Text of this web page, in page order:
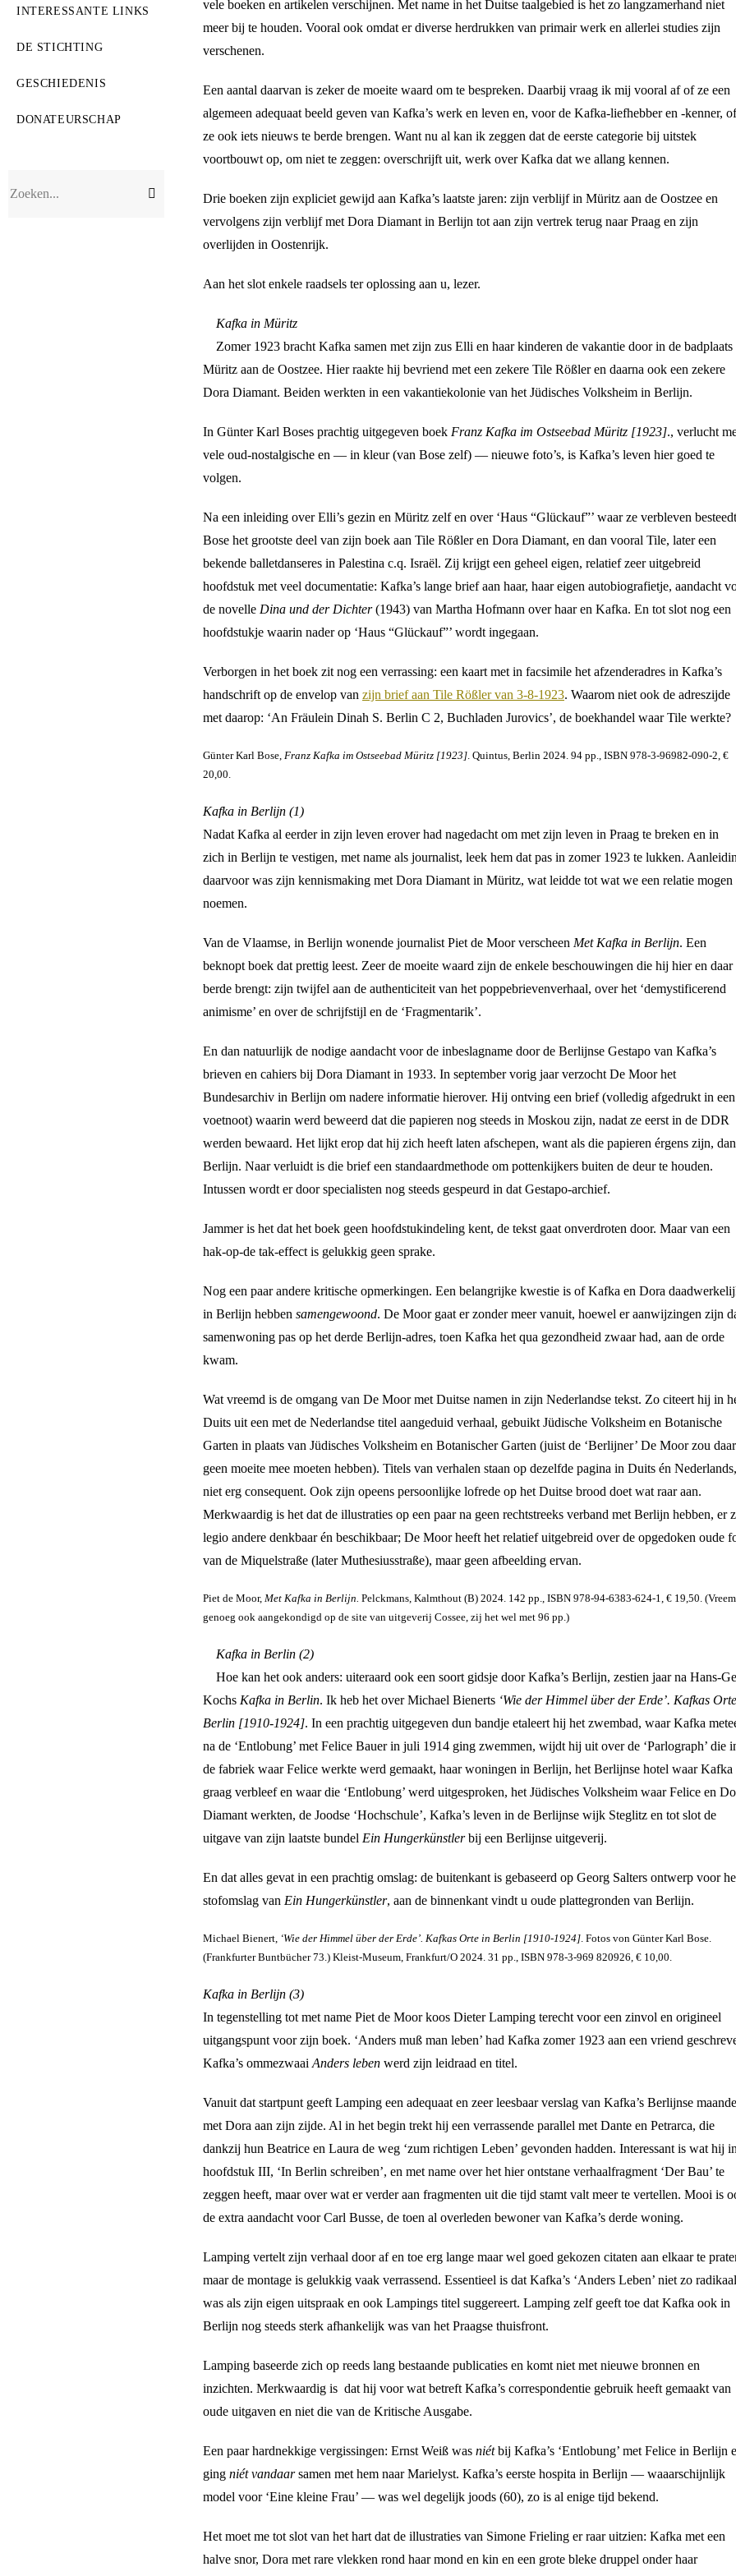
INTERESSANTE LINKS
DE STICHTING
GESCHIEDENIS
DONATEURSCHAP
Zoeken...
zoekopdracht
vele boeken en artikelen verschijnen. Met name in het Duitse taalgebied is het zo langzamerhand niet
meer bij te houden. Vooral ook omdat er diverse herdrukken van primair werk en allerlei studies zijn
verschenen.
Een aantal daarvan is zeker de moeite waard om te bespreken. Daarbij vraag ik mij vooral af of ze een
algemeen adequaat beeld geven van Kafka’s werk en leven en, voor de Kafka-liefhebber en -kenner, of
ze ook iets nieuws te berde brengen. Want nu al kan ik zeggen dat de eerste categorie bij uitstek
voortbouwt op, om niet te zeggen: overschrijft uit, werk over Kafka dat we allang kennen.
Drie boeken zijn expliciet gewijd aan Kafka’s laatste jaren: zijn verblijf in Müritz aan de Oostzee en
vervolgens zijn verblijf met Dora Diamant in Berlijn tot aan zijn vertrek terug naar Praag en zijn
overlijden in Oostenrijk.
Aan het slot enkele raadsels ter oplossing aan u, lezer.
Kafka in Müritz
Zomer 1923 bracht Kafka samen met zijn zus Elli en haar kinderen de vakantie door in de badplaats
Müritz aan de Oostzee. Hier raakte hij bevriend met een zekere Tile Rößler en daarna ook een zekere
Dora Diamant. Beiden werkten in een vakantiekolonie van het Jüdisches Volksheim in Berlijn.
In Günter Karl Boses prachtig uitgegeven boek Franz Kafka im Ostseebad Müritz [1923]., verlucht
vele oud-nostalgische en — in kleur (van Bose zelf) — nieuwe foto’s, is Kafka’s leven hier goed te
volgen.
Na een inleiding over Elli’s gezin en Müritz zelf en over ‘Haus “Glückauf”’ waar ze verbleven besteedt
Bose het grootste deel van zijn boek aan Tile Rößler en Dora Diamant, en dan vooral Tile, later een
bekende balletdanseres in Palestina c.q. Israël. Zij krijgt een geheel eigen, relatief zeer uitgebreid
hoofdstuk met veel documentatie: Kafka’s lange brief aan haar, haar eigen autobiografietje, aandacht
de novelle Dina und der Dichter(1943) van Martha Hofmann over haar en Kafka. En tot slot nog een
hoofdstukje waarin nader op ‘Haus “Glückauf”’ wordt ingegaan.
Verborgen in het boek zit nog een verrassing: een kaart met in facsimile het afzenderadres in Kafka’s
handschrift op de envelop van zijn brief aan Tile Rößler van 3-8-1923. Waarom niet ook de adreszijde
met daarop: ‘An Fräulein Dinah S. Berlin C 2, Buchladen Jurovics’, de boekhandel waar Tile werkte?
Günter Karl Bose, Franz Kafka im Ostseebad Müritz [1923]. Quintus, Berlin 2024. 94 pp., ISBN 978-3-96982-090-2, €
20,00.
Kafka in Berlijn (1)
Nadat Kafka al eerder in zijn leven erover had nagedacht om met zijn leven in Praag te breken en in
zich in Berlijn te vestigen, met name als journalist, leek hem dat pas in zomer 1923 te lukken.
daarvoor was zijn kennismaking met Dora Diamant in Müritz, wat leidde tot wat we een relatie mogen
noemen.
Van de Vlaamse, in Berlijn wonende journalist Piet de Moor verscheen Met Kafka in Berlijn. Een
beknopt boek dat prettig leest. Zeer de moeite waard zijn de enkele beschouwingen die hij hier en daar
berde brengt: zijn twijfel aan de authenticiteit van het poppebrievenverhaal, over het ‘demystificerend
animisme’ en over de schrijfstijl en de ‘Fragmentarik’.
En dan natuurlijk de nodige aandacht voor de inbeslagname door de Berlijnse Gestapo van Kafka’s
brieven en cahiers bij Dora Diamant in 1933. In september vorig jaar verzocht De Moor het
Bundesarchiv in Berlijn om nadere informatie hierover. Hij ontving een brief (volledig afgedrukt in een
voetnoot) waarin werd beweerd dat die papieren nog steeds in Moskou zijn, nadat ze eerst in de DDR
werden bewaard. Het lijkt erop dat hij zich heeft laten afschepen, want als die papieren érgens zijn,
Berlijn. Naar verluidt is die brief een standaardmethode om pottenkijkers buiten de deur te houden.
Intussen wordt er door specialisten nog steeds gespeurd in dat Gestapo-archief.
Jammer is het dat het boek geen hoofdstukindeling kent, de tekst gaat onverdroten door. Maar van een
hak-op-de tak-effect is gelukkig geen sprake.
Nog een paar andere kritische opmerkingen. Een belangrijke kwestie is of Kafka en Dora
in Berlijn hebben samengewoond. De Moor gaat er zonder meer vanuit, hoewel er aanwijzingen zijn
samenwoning pas op het derde Berlijn-adres, toen Kafka het qua gezondheid zwaar had, aan de orde
kwam.
Wat vreemd is de omgang van De Moor met Duitse namen in zijn Nederlandse tekst. Zo citeert hij in
Duits uit een met de Nederlandse titel aangeduid verhaal, gebuikt Jüdische Volksheim en Botanische
Garten in plaats van Jüdisches Volksheim en Botanischer Garten (juist de ‘Berlijner’ De Moor zou daar
geen moeite mee moeten hebben). Titels van verhalen staan op dezelfde pagina in Duits én Nederlands,
niet erg consequent. Ook zijn opeens persoonlijke lofrede op het Duitse brood doet wat raar aan.
Merkwaardig is het dat de illustraties op een paar na geen rechtstreeks verband met Berlijn hebben, er
legio andere denkbaar én beschikbaar; De Moor heeft het relatief uitgebreid over de opgedoken oude
van de Miquelstraße (later Muthesiusstraße), maar geen afbeelding ervan.
Piet de Moor, Met Kafka in Berlijn. Pelckmans, Kalmthout (B) 2024. 142 pp., ISBN 978-94-6383-624-1, € 19,50.
genoeg ook aangekondigd op de site van uitgeverij Cossee, zij het wel met 96 pp.)
Kafka in Berlin (2)
Hoe kan het ook anders: uiteraard ook een soort gidsje door Kafka’s Berlijn, zestien jaar na Hans-
Kochs Kafka in Berlin. Ik heb het over Michael Bienerts ‘Wie der Himmel über der Erde’. Kafkas
Berlin [1910-1924]. In een prachtig uitgegeven dun bandje etaleert hij het zwembad, waar Kafka
na de ‘Entlobung’ met Felice Bauer in juli 1914 ging zwemmen, wijdt hij uit over de ‘Parlograph’ die
de fabriek waar Felice werkte werd gemaakt, haar woningen in Berlijn, het Berlijnse hotel waar Kafka
graag verbleef en waar die ‘Entlobung’ werd uitgesproken, het Jüdisches Volksheim waar Felice en
Diamant werkten, de Joodse ‘Hochschule’, Kafka’s leven in de Berlijnse wijk Steglitz en tot slot de
uitgave van zijn laatste bundel Ein Hungerkünstlerbij een Berlijnse uitgeverij.
En dat alles gevat in een prachtig omslag: de buitenkant is gebaseerd op Georg Salters ontwerp voor
stofomslag van Ein Hungerkünstler, aan de binnenkant vindt u oude plattegronden van Berlijn.
Michael Bienert, ‘Wie der Himmel über der Erde’. Kafkas Orte in Berlin [1910-1924]. Fotos von Günter Karl Bose.
(Frankfurter Buntbücher 73.) Kleist-Museum, Frankfurt/O 2024. 31 pp., ISBN 978-3-969 820926, € 10,00.
Kafka in Berlijn (3)
In tegenstelling tot met name Piet de Moor koos Dieter Lamping terecht voor een zinvol en origineel
uitgangspunt voor zijn boek. ‘Anders muß man leben’ had Kafka zomer 1923 aan een vriend
Kafka’s ommezwaai Anders leben werd zijn leidraad en titel.
Vanuit dat startpunt geeft Lamping een adequaat en zeer leesbaar verslag van Kafka’s Berlijnse
met Dora aan zijn zijde. Al in het begin trekt hij een verrassende parallel met Dante en Petrarca, die
dankzij hun Beatrice en Laura de weg ‘zum richtigen Leben’ gevonden hadden. Interessant is wat hij in
hoofdstuk III, ‘In Berlin schreiben’, en met name over het hier ontstane verhaalfragment ‘Der Bau’ te
zeggen heeft, maar over wat er verder aan fragmenten uit die tijd stamt valt meer te vertellen. Mooi is
de extra aandacht voor Carl Busse, de toen al overleden bewoner van Kafka’s derde woning.
Lamping vertelt zijn verhaal door af en toe erg lange maar wel goed gekozen citaten aan elkaar te
maar de montage is gelukkig vaak verrassend. Essentieel is dat Kafka’s ‘Anders Leben’ niet zo radikaal
was als zijn eigen uitspraak en ook Lampings titel suggereert. Lamping zelf geeft toe dat Kafka ook in
Berlijn nog steeds sterk afhankelijk was van het Praagse thuisfront.
Lamping baseerde zich op reeds lang bestaande publicaties en komt niet met nieuwe bronnen en
inzichten. Merkwaardig is dat hij voor wat betreft Kafka’s correspondentie gebruik heeft gemaakt van
oude uitgaven en niet die van de Kritische Ausgabe.
Een paar hardnekkige vergissingen: Ernst Weiß was niétbij Kafka’s ‘Entlobung’ met Felice in Berlijn
ging niét vandaarsamen met hem naar Marielyst. Kafka’s eerste hospita in Berlijn — waaarschijnlijk
model voor ‘Eine kleine Frau’ — was wel degelijk joods (60), zo is al enige tijd bekend.
Het moet me tot slot van het hart dat de illustraties van Simone Frieling er raar uitzien: Kafka met een
halve snor, Dora met rare vlekken rond haar mond en kin en een grote bleke druppel onder haar